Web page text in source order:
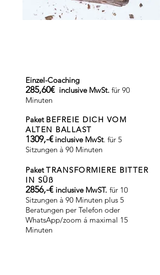
Einzel-Coaching
285,60€ inclusive MwSt. für 90
Minuten
Paket BEFREIE DICH VOM
ALTEN BALLAST
1309,-€inclusive MwSt. für 5
Sitzungen à 90 Minuten
PaketTRANSFORMIERE BITTER
IN SÜß
2856,-€ inclusive MwST. für 10
Sitzungen à 90 Minuten plus 5
Beratungen per Telefon oder
WhatsApp/zoom á maximal 15
Minuten